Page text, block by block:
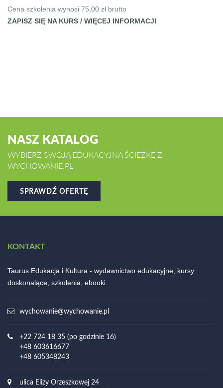
Cena szkolenia wynosi 75,00 zł brutto
ZAPISZ SIĘ NA KURS / WIĘCEJ INFORMACJI
NASZ KATALOG
WYBIERZ SWOJĄ EDUKACYJNĄ ŚCIEŻKĘ Z
WYCHOWANIE.PL
SPRAWDŹ OFERTĘ
KONTAKT
Taurus Edukacja i Kultura - wydawnictwo edukacyjne, kursy
doskonalące, szkolenia, ebooki.
wychowanie@wychowanie.pl
+22 724 18 35 (po godzinie 16)
+48 603616677
+48 605348243
ulica Elizy Orzeszkowej 24